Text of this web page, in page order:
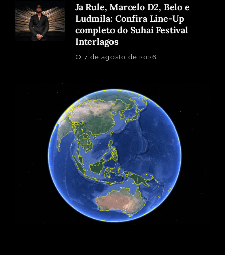
Ja Rule, Marcelo D2, Belo e
Ludmila: Confira Line-Up
completo do Suhai Festival
Interlagos
7 de agosto de 2026